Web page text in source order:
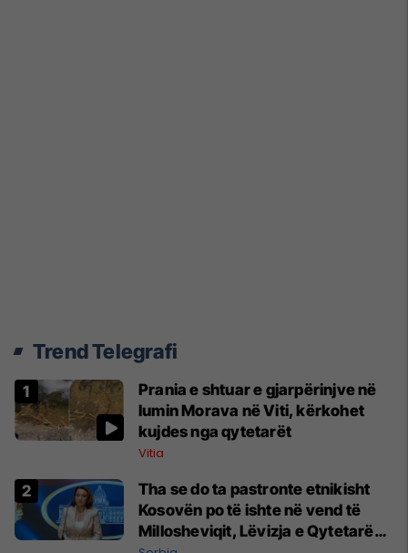
Trend Telegrafi
Prania e shtuar e gjarpërinjve në
lumin Morava në Viti, kërkohet
kujdes nga qytetarët
Vitia
Tha se do ta pastronte etnikisht
Kosovën po të ishte në vend të
Millosheviqit, Lëvizja e Qytetarëve